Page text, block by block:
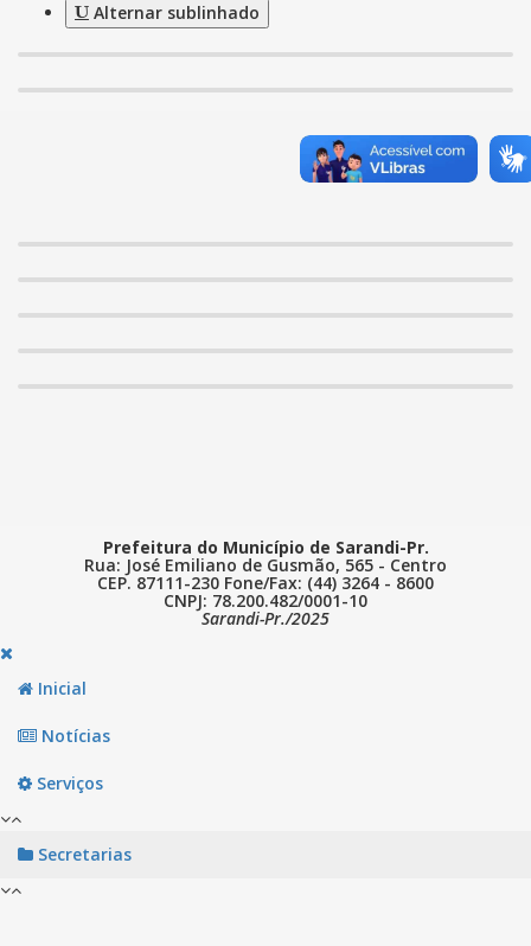
Alternar sublinhado
Prefeitura do Município de Sarandi-Pr.
Rua: José Emiliano de Gusmão, 565 - Centro
CEP. 87111-230 Fone/Fax: (44) 3264 - 8600
CNPJ: 78.200.482/0001-10
Sarandi-Pr./2025
Inicial
Notícias
Serviços
Secretarias